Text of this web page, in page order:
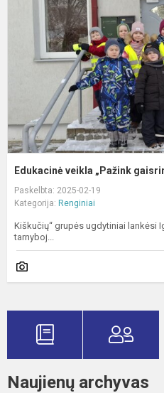
Edukacinė veikla „Pažink
Paskelbta: 2025-02-19
Kategorija: Renginiai
Kiškučių“ grupės ugdytiniai lankėsi
tarnyboj...
Naujienų archyvas